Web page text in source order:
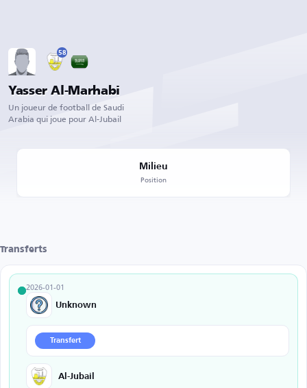
58
Yasser Al-Marhabi
Un joueur de football de Saudi
Arabia qui joue pour Al-Jubail
Milieu
Position
Transferts
2026-01-01
Unknown
Transfert
Al-Jubail